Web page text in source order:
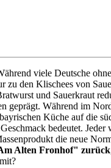
viele Deutsche
zu den Klischees von
und Sauerkraut
geprägt. Während im
Küche auf die
bedeutet.
die neue
Alten Fronhof" zurück